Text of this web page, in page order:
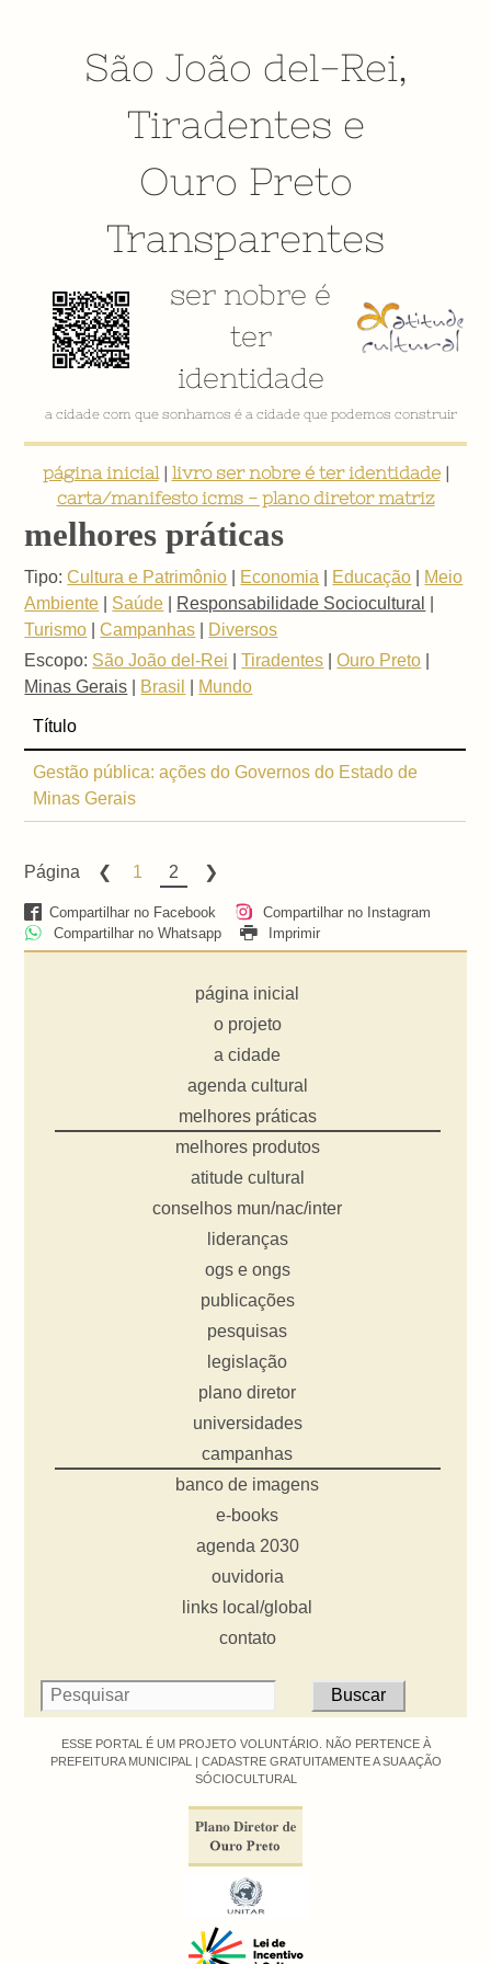
São João del-Rei,
Tiradentes e
Ouro Preto
Transparentes
ser nobre é
ter
identidade
a cidade com que sonhamos é a cidade que podemos construir
página inicial| livro ser nobre é ter identidade|
carta/manifesto icms - plano diretor matriz
melhores práticas
Tipo: Cultura e Patrimônio Economia Educação
Meio
Ambiente
Saúde Responsabilidade Sociocultural
Turismo |Campanhas
Diversos
Escopo: São João del-Rei |Tiradentes |Ouro Preto
Minas Gerais
Brasil Mundo
Título
Gestão pública: ações do Governos do Estado de
Minas Gerais
Página 1 2
Compartilhar no Facebook
Compartilhar no Instagram
Compartilhar no Whatsapp
Imprimir
página inicial
o projeto
a cidade
agenda cultural
melhores práticas
melhores produtos
atitude cultural
conselhos mun/nac/inter
lideranças
ogs e ongs
publicações
pesquisas
legislação
plano diretor
universidades
campanhas
banco de imagens
e-books
agenda 2030
ouvidoria
links local/global
contato
ESSE PORTAL É UM PROJETO VOLUNTÁRIO. NÃO PERTENCE À
PREFEITURA MUNICIPAL | CADASTRE GRATUITAMENTE A SUA AÇÃO
SÓCIOCULTURAL